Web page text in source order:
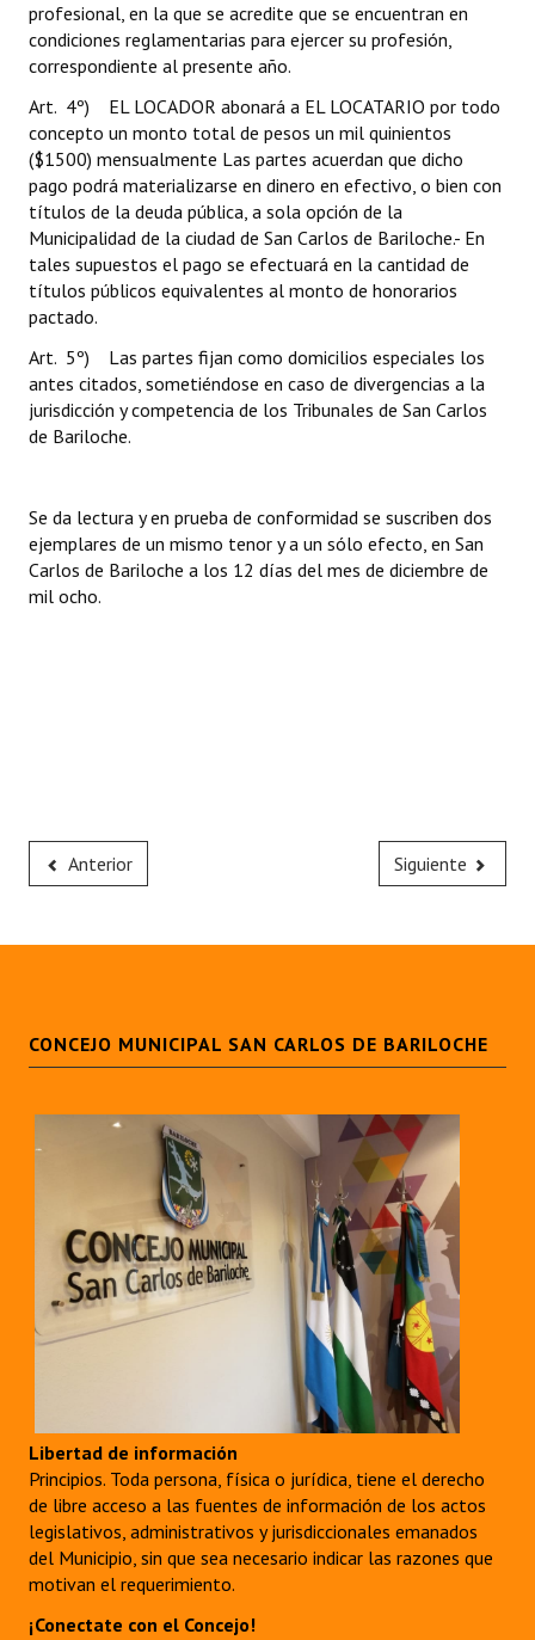
profesional, en la que se acredite que se encuentran en
condiciones reglamentarias para ejercer su profesión,
correspondiente al presente año.
Art. 4º) EL LOCADOR abonará a EL LOCATARIO por todo
concepto un monto total de pesos un mil quinientos
($1500) mensualmente Las partes acuerdan que dicho
pago podrá materializarse en dinero en efectivo, o bien con
títulos de la deuda pública, a sola opción de la
Municipalidad de la ciudad de San Carlos de Bariloche.- En
tales supuestos el pago se efectuará en la cantidad de
títulos públicos equivalentes al monto de honorarios
pactado.
Art. 5º) Las partes fijan como domicilios especiales los
antes citados, sometiéndose en caso de divergencias a la
jurisdicción y competencia de los Tribunales de San Carlos
de Bariloche.
Se da lectura y en prueba de conformidad se suscriben dos
ejemplares de un mismo tenor y a un sólo efecto, en San
Carlos de Bariloche a los 12 días del mes de diciembre de
mil ocho.
Anterior Siguiente
CONCEJO MUNICIPAL SAN CARLOS DE BARILOCHE
Libertad de información
Principios. Toda persona, física o jurídica, tiene el derecho
de libre acceso a las fuentes de información de los actos
legislativos, administrativos y jurisdiccionales emanados
del Municipio, sin que sea necesario indicar las razones que
motivan el requerimiento.
¡Conectate con el Concejo!